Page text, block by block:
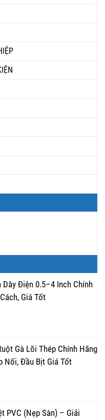
Dây Điện 0.5–4 Inch Chính
Giá Tốt
Gà Lõi Thép Chính Hãng
Nối, Đầu Bịt Giá Tốt
PVC (Nẹp Sàn) – Giải